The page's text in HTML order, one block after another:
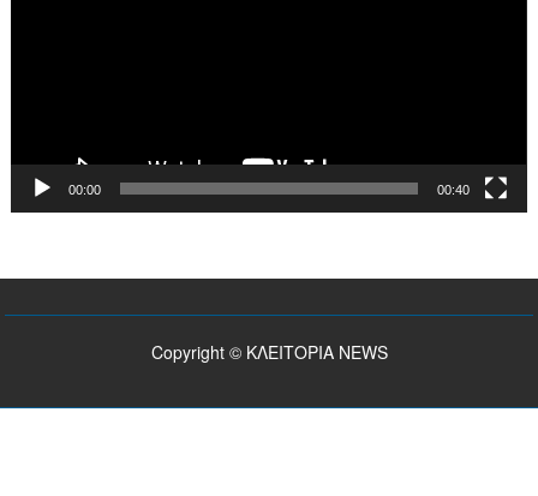
00:00 00:40
Copyright © ΚΛΕΙΤΟΡΙΑ NEWS